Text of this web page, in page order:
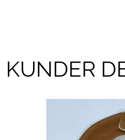
KUNDER